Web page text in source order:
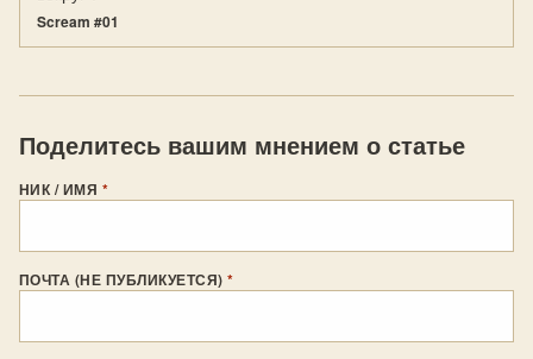
Scream #01
Поделитесь вашим мнением о статье
НИК / ИМЯ *
ПОЧТА (НЕ ПУБЛИКУЕТСЯ)*